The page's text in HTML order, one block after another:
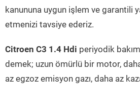
kanununa uygun işlem ve garantili
etmenizi tavsiye ederiz.
Citroen C3 1.4 Hdi periyodik
demek; uzun ömürlü bir motor,
az egzoz emisyon gazı, daha az